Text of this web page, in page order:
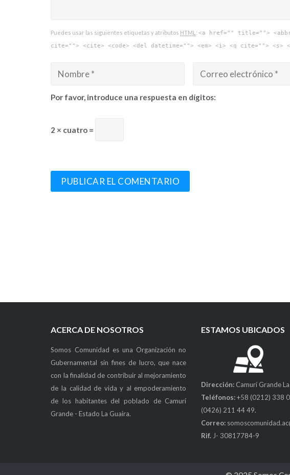
Puedes usar las siguientes etiquetas y atributos HTML :<a href="" title="">
cite=""> <cite> <code> <del datetime=""> <em> <i> <q cite=""> <s>
Por favor, introduce una respuesta en dígitos:
2 × cuatro =
ACERCA DE NOSOTROS
Somos Comunidad es una Organización no
Gubernamental sin fines de lucro, que nace
con la finalidad de contribuir al mejoramiento
de la calidad de vida y al empoderamiento
de los habitantes del poblado de Camurí
Grande - Estado La Guaira.
ESTAMOS UBICADOS
Dirección:Camurí Grande
Teléfonos:+58 (0212) 338
(0426) 211 44 49.
Correo:
Rif.J- 30817784-9